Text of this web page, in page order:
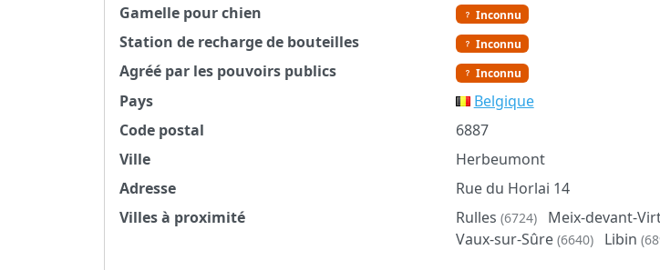
Gamelle pour chien
Inconnu
Station de recharge de bouteilles Inconnu
Agréé par les pouvoirs publics Inconnu
Pays
Belgique
Code postal
6887
Ville
Herbeumont
Adresse
Rue du Horlai 14
Villes à proximité
Rulles (6724) Meix-devant-
Vaux-sur-Sûre (6640) Libin